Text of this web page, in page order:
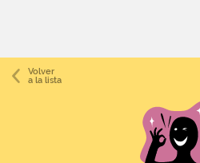
Volver
a la lista